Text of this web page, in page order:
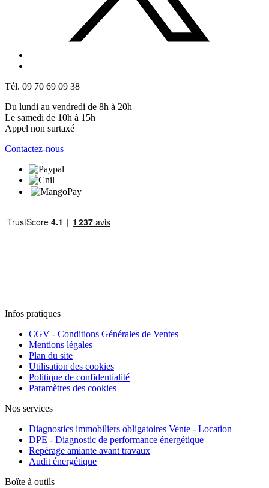
Tél. 09 70 69 09 38
Du lundi au vendredi de 8h à 20h
Le samedi de 10h à 15h
Appel non surtaxé
Contactez-nous
Infos pratiques
CGV - Conditions Générales de Ventes
Mentions légales
Plan du site
Utilisation des cookies
Politique de confidentialité
Paramètres des cookies
Nos services
Diagnostics immobiliers obligatoires Vente - Location
DPE - Diagnostic de performance énergétique
Repérage amiante avant travaux
Audit énergétique
Boîte à outils